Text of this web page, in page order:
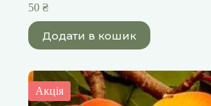
50 ₴
Додати в кошик
Акція